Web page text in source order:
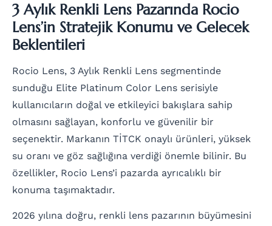
3 Aylık Renkli Lens Pazarında Rocio
Lens’in Stratejik Konumu ve Gelecek
Beklentileri
Rocio Lens, 3 Aylık Renkli Lens segmentinde
sunduğu Elite Platinum Color Lens serisiyle
kullanıcıların doğal ve etkileyici bakışlara sahip
olmasını sağlayan, konforlu ve güvenilir bir
seçenektir. Markanın TİTCK onaylı ürünleri, yüksek
su oranı ve göz sağlığına verdiği önemle bilinir. Bu
özellikler, Rocio Lens’i pazarda ayrıcalıklı bir
konuma taşımaktadır.
2026 yılına doğru, renkli lens pazarının büyümesini